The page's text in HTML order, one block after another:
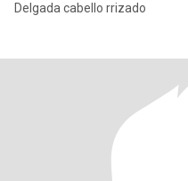
Delgada cabello rrizado